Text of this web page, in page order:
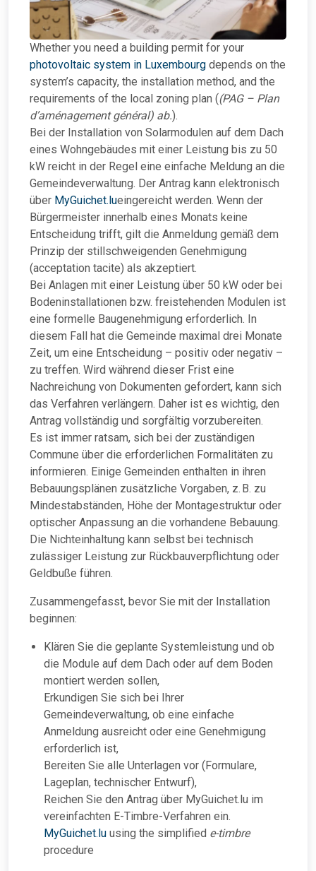
Whether you need a building permit for your
photovoltaic system in Luxembourg depends on the
system’s capacity, the installation method, and the
requirements of the local zoning plan ((PAG – Plan
d’aménagement général) ab.).
Bei der Installation von Solarmodulen auf dem Dach
eines Wohngebäudes mit einer Leistung bis zu 50
kW reicht in der Regel eine einfache Meldung an die
Gemeindeverwaltung. Der Antrag kann elektronisch
über MyGuichet.lueingereicht werden. Wenn der
Bürgermeister innerhalb eines Monats keine
Entscheidung trifft, gilt die Anmeldung gemäß dem
Prinzip der stillschweigenden Genehmigung
(acceptation tacite) als akzeptiert.
Bei Anlagen mit einer Leistung über 50 kW oder bei
Bodeninstallationen bzw. freistehenden Modulen ist
eine formelle Baugenehmigung erforderlich. In
diesem Fall hat die Gemeinde maximal drei Monate
Zeit, um eine Entscheidung – positiv oder negativ –
zu treffen. Wird während dieser Frist eine
Nachreichung von Dokumenten gefordert, kann sich
das Verfahren verlängern. Daher ist es wichtig, den
Antrag vollständig und sorgfältig vorzubereiten.
Es ist immer ratsam, sich bei der zuständigen
Commune über die erforderlichen Formalitäten zu
informieren. Einige Gemeinden enthalten in ihren
Bebauungsplänen zusätzliche Vorgaben, z. B. zu
Mindestabständen, Höhe der Montagestruktur oder
optischer Anpassung an die vorhandene Bebauung.
Die Nichteinhaltung kann selbst bei technisch
zulässiger Leistung zur Rückbauverpflichtung oder
Geldbuße führen.
Zusammengefasst, bevor Sie mit der Installation
beginnen:
Klären Sie die geplante Systemleistung und ob
die Module auf dem Dach oder auf dem Boden
montiert werden sollen,
Erkundigen Sie sich bei Ihrer
Gemeindeverwaltung, ob eine einfache
Anmeldung ausreicht oder eine Genehmigung
erforderlich ist,
Bereiten Sie alle Unterlagen vor (Formulare,
Lageplan, technischer Entwurf),
Reichen Sie den Antrag über MyGuichet.lu im
vereinfachten E-Timbre-Verfahren ein.
MyGuichet.lu using the simplified e-timbre
procedure